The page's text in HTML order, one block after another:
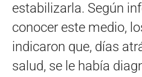
estabilizarla. Según
conocer este medio,
indicaron que, días
salud, se le había